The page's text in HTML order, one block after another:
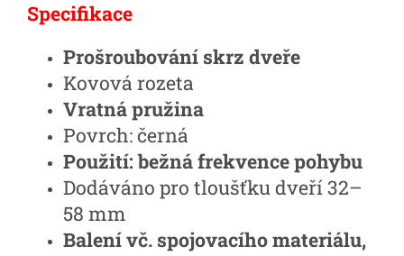
Specifikace
Prošroubování skrz dveře
Kovová rozeta
Vratná pružina
Povrch: černá
Použití: bežná frekvence pohybu
Dodáváno pro tloušťku dveří 32–
58 mm
Balení vč. spojovacího materiálu,